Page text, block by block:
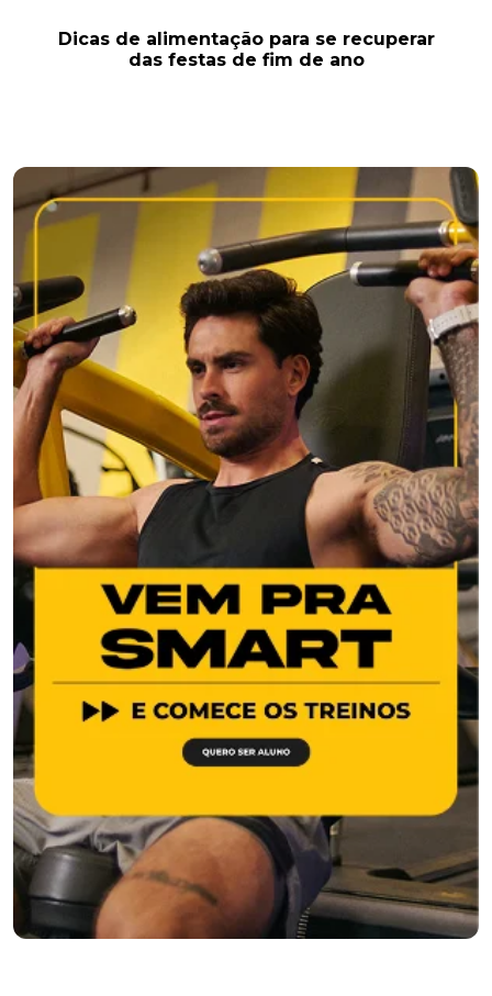
Dicas de alimentação para se recuperar
das festas de fim de ano